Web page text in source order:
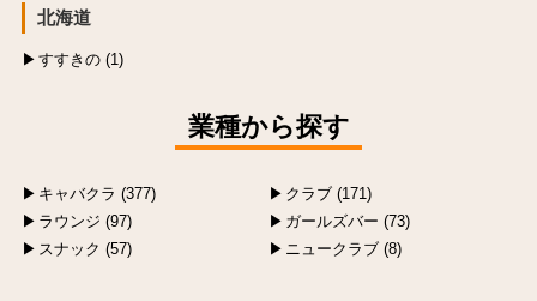
北海道
すすきの (1)
業種から探す
キャバクラ (377)
クラブ (171)
ラウンジ (97)
ガールズバー (73)
スナック (57)
ニュークラブ (8)